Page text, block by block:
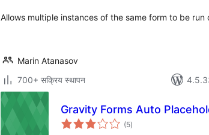
Allows multiple instances of the same form to be run
Marin Atanasov
700+ सक्रिय स्थापन
Gravity Forms Auto
(5कुल
दर)